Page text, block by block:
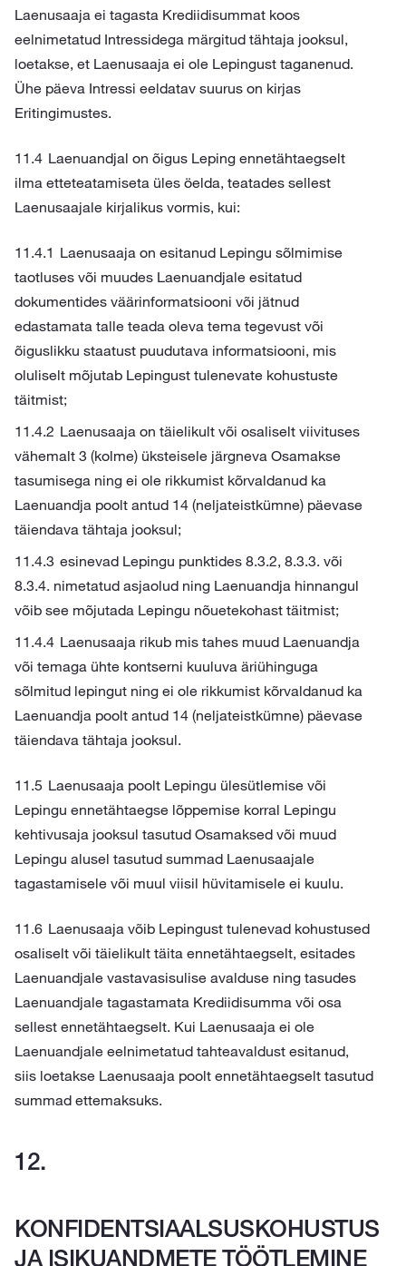
Laenusaaja ei tagasta Krediidisummat koos
eelnimetatud Intressidega märgitud tähtaja jooksul,
loetakse, et Laenusaaja ei ole Lepingust taganenud.
Ühe päeva Intressi eeldatav suurus on kirjas
Eritingimustes.
Laenuandjal on õigus Leping ennetähtaegselt
ilma etteteatamiseta üles öelda, teatades sellest
Laenusaajale kirjalikus vormis, kui:
Laenusaaja on esitanud Lepingu sõlmimise
taotluses või muudes Laenuandjale esitatud
dokumentides väärinformatsiooni või jätnud
edastamata talle teada oleva tema tegevust või
õiguslikku staatust puudutava informatsiooni, mis
oluliselt mõjutab Lepingust tulenevate kohustuste
täitmist;
Laenusaaja on täielikult või osaliselt viivituses
vähemalt 3 (kolme) üksteisele järgneva Osamakse
tasumisega ning ei ole rikkumist kõrvaldanud ka
Laenuandja poolt antud 14 (neljateistkümne) päevase
täiendava tähtaja jooksul;
esinevad Lepingu punktides 8.3.2, 8.3.3. või
8.3.4. nimetatud asjaolud ning Laenuandja hinnangul
võib see mõjutada Lepingu nõuetekohast täitmist;
Laenusaaja rikub mis tahes muud Laenuandja
või temaga ühte kontserni kuuluva äriühinguga
sõlmitud lepingut ning ei ole rikkumist kõrvaldanud ka
Laenuandja poolt antud 14 (neljateistkümne) päevase
täiendava tähtaja jooksul.
Laenusaaja poolt Lepingu ülesütlemise või
Lepingu ennetähtaegse lõppemise korral Lepingu
kehtivusaja jooksul tasutud Osamaksed või muud
Lepingu alusel tasutud summad Laenusaajale
tagastamisele või muul viisil hüvitamisele ei kuulu.
Laenusaaja võib Lepingust tulenevad kohustused
osaliselt või täielikult täita ennetähtaegselt, esitades
Laenuandjale vastavasisulise avalduse ning tasudes
Laenuandjale tagastamata Krediidisumma või osa
sellest ennetähtaegselt. Kui Laenusaaja ei ole
Laenuandjale eelnimetatud tahteavaldust esitanud,
siis loetakse Laenusaaja poolt ennetähtaegselt tasutud
summad ettemaksuks.
KONFIDENTSIAALSUSKOHUSTUS
JA ISIKUANDMETE TÖÖTLEMINE